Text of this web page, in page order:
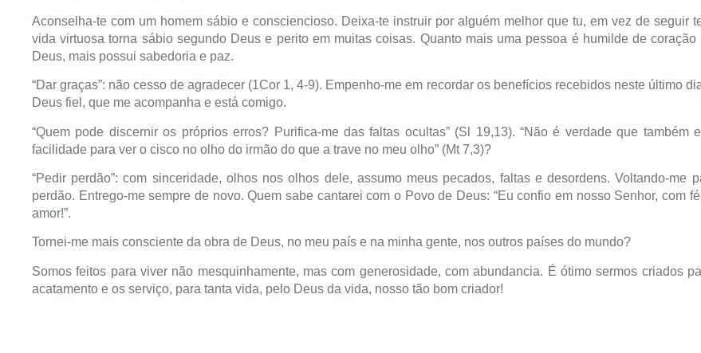
Aconselha-te com um homem sábio e consciencioso. Deixa-te instruir por alguém melhor que tu, em vez de seguir
vida virtuosa torna sábio segundo Deus e perito em muitas coisas. Quanto mais uma pessoa é humilde de coração
Deus, mais possui sabedoria e paz.
“Dar graças”: não cesso de agradecer (1Cor 1, 4-9). Empenho-me em recordar os benefícios recebidos neste último
Deus fiel, que me acompanha e está comigo.
“Quem pode discernir os próprios erros? Purifica-me das faltas ocultas” (Sl 19,13). “Não é verdade que também
facilidade para ver o cisco no olho do irmão do que a trave no meu olho” (Mt 7,3)?
“Pedir perdão”: com sinceridade, olhos nos olhos dele, assumo meus pecados, faltas e desordens. Voltando-me
perdão. Entrego-me sempre de novo. Quem sabe cantarei com o Povo de Deus: “Eu confio em nosso Senhor, com
amor!”.
Tornei-me mais consciente da obra de Deus, no meu país e na minha gente, nos outros países do mundo?
Somos feitos para viver não mesquinhamente, mas com generosidade, com abundancia. É ótimo sermos criados
acatamento e os serviço, para tanta vida, pelo Deus da vida, nosso tão bom criador!